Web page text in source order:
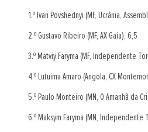
1.º Ivan Povshednyi (MF, Ucrânia,
2.º Gustavo Ribeiro (MF, AX Gaia), 6,5
3.º Matviy Faryma (MF, Independente
4.º Lutuima Amaro (Angola, CX
5.º Paulo Monteiro (MN, O Amanhã da
6.º Maksym Faryma (MN, Independente